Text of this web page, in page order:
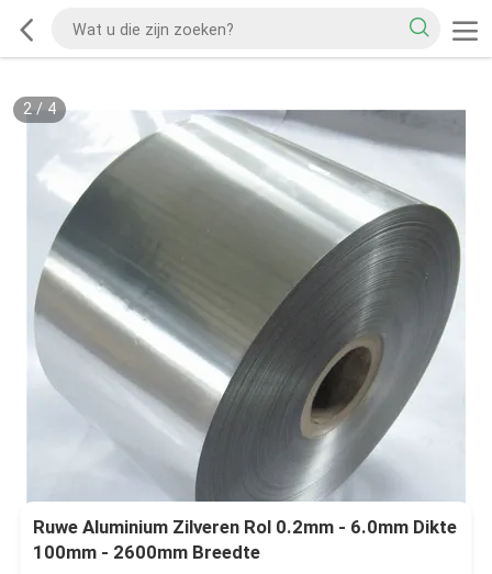
2/ 4
Ruwe Aluminium Zilveren Rol 0.2mm - 6.0mm Dikte
100mm - 2600mm Breedte